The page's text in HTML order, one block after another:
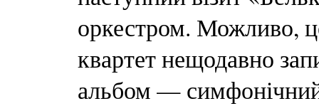
оркестром. Можливо,
квартет нещодавно
альбом — симфонічний